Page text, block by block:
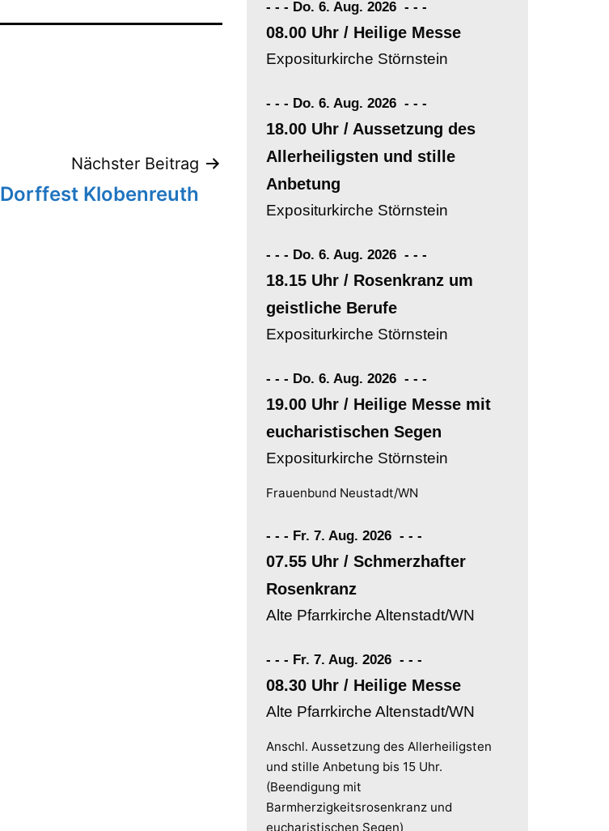
Nächster Beitrag
Dorffest Klobenreuth
- - - Do. 6. Aug. 2026 - --
08.00 Uhr / Heilige Messe
Expositurkirche Störnstein
- - - Do. 6. Aug. 2026 - --
18.00 Uhr / Aussetzung des
Allerheiligsten und stille
Anbetung
Expositurkirche Störnstein
- - - Do. 6. Aug. 2026 - --
18.15 Uhr / Rosenkranz um
geistliche Berufe
Expositurkirche Störnstein
- - - Do. 6. Aug. 2026 - --
19.00 Uhr / Heilige Messe mit
eucharistischen Segen
Expositurkirche Störnstein
Frauenbund Neustadt/WN
- - - Fr. 7. Aug. 2026 - --
07.55 Uhr / Schmerzhafter
Rosenkranz
Alte Pfarrkirche Altenstadt/WN
- - - Fr. 7. Aug. 2026 - --
08.30 Uhr / Heilige Messe
Alte Pfarrkirche Altenstadt/WN
Anschl. Aussetzung des Allerheiligsten
und stille Anbetung bis 15 Uhr.
(Beendigung mit
Barmherzigkeitsrosenkranz und
eucharistischen Segen)